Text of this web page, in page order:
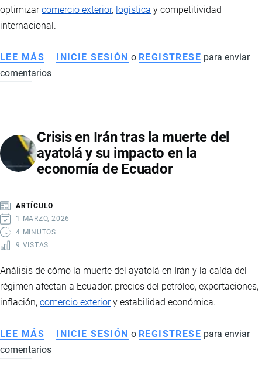
optimizarcomercio exterior, logística y competitividad
internacional.
LEE MÁS SOBRE
TRANSFORMACIÓN
ESTRATEGIA,
TECNOLOGÍA
Y
INICIE SESIÓN o REGISTRESE para enviar
comentarios
Crisis en Irán tras la muerte del
ayatolá y su impacto en la
economía de Ecuador
ARTÍCULO
1 MARZO, 2026
4 MINUTOS
9 VISTAS
Análisis de cómo la muerte del ayatolá en Irán y la caída del
régimen afectan a Ecuador: precios del petróleo, exportaciones,
inflación, comercio exteriory estabilidad económica.
LEE MÁS SOBRE
CRISIS
INICIE SESIÓN o REGISTRESE para enviar
comentarios